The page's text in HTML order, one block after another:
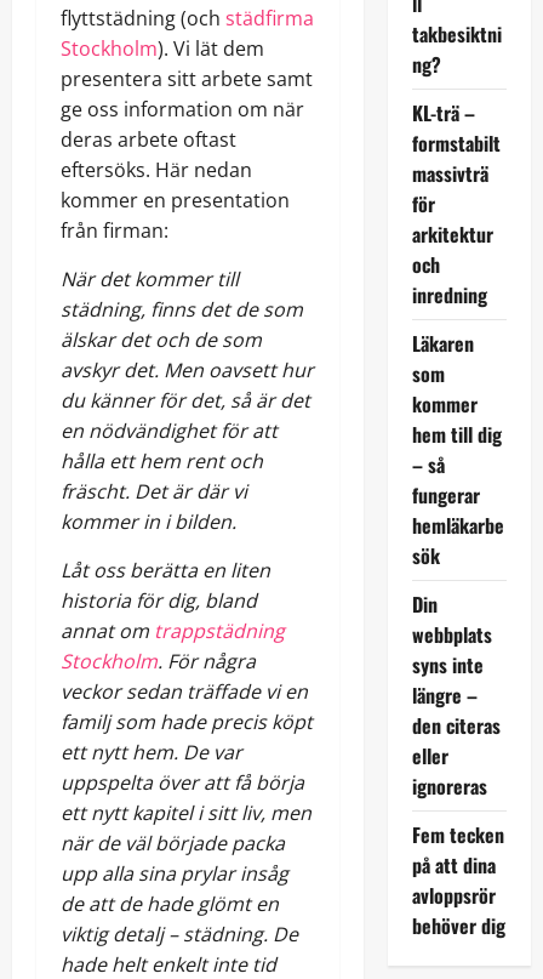
flyttstädning (och städfirma
Stockholm). Vi lät dem
presentera sitt arbete samt
ge oss information om när
deras arbete oftast
eftersöks. Här nedan
kommer en presentation
från firman:
När det kommer till
städning, finns det de som
älskar det och de som
avskyr det. Men oavsett hur
du känner för det, så är det
en nödvändighet för att
hålla ett hem rent och
fräscht. Det är där vi
kommer in i bilden.
Låt oss berätta en liten
historia för dig, bland
annat om trappstädning
Stockholm. För några
veckor sedan träffade vi en
familj som hade precis köpt
ett nytt hem. De var
uppspelta över att få börja
ett nytt kapitel i sitt liv, men
när de väl började packa
upp alla sina prylar insåg
de att de hade glömt en
viktig detalj – städning. De
hade helt enkelt inte tid
takbesiktni
ng?
KL-trä –
formstabilt
massivträ
för
arkitektur
och
inredning
Läkaren
som
kommer
hem till dig
– så
fungerar
hemläkarbe
sök
Din
webbplats
syns inte
längre –
den citeras
eller
ignoreras
Fem tecken
på att dina
avloppsrör
behöver dig